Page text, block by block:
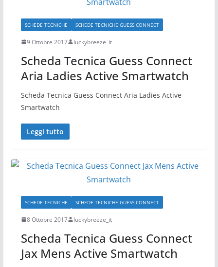
SCHEDE TECNICHE SCHEDE TECNICHE GUESS CONNECT
9 Ottobre 2017 luckybreeze_it
Scheda Tecnica Guess Connect
Aria Ladies Active Smartwatch
Scheda Tecnica Guess Connect Aria Ladies Active
Smartwatch
Leggi tutto
SCHEDE TECNICHE SCHEDE TECNICHE GUESS CONNECT
8 Ottobre 2017 luckybreeze_it
Scheda Tecnica Guess Connect
Jax Mens Active Smartwatch